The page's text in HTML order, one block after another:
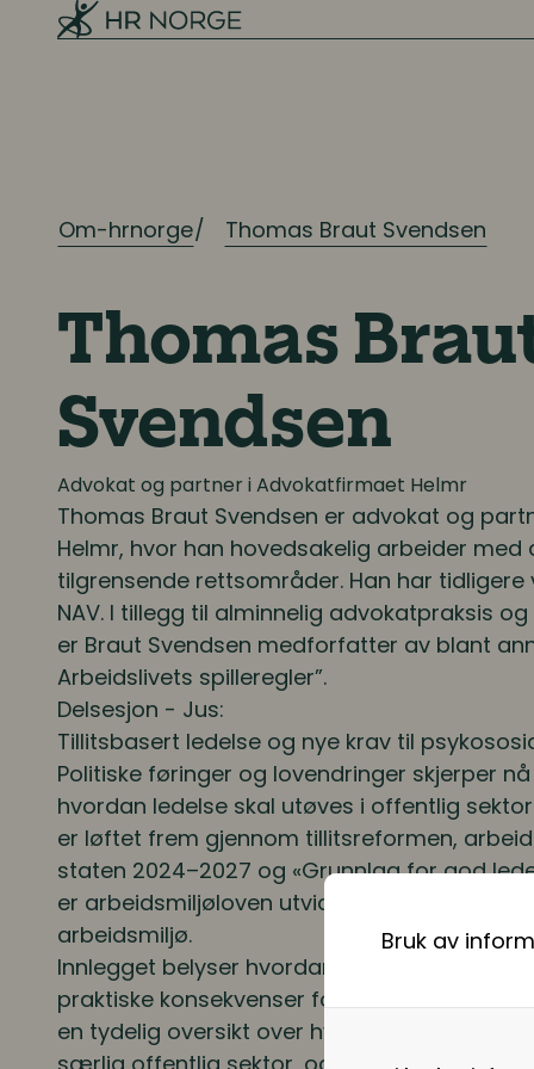
Bruk av
Om-hrnorge
Thomas Braut Svendsen
Thomas
Svendsen
Advokat og partner i Advokatfirmaet Helmr
Thomas Braut Svendsen er advokat og
Helmr, hvor han hovedsakelig arbeider
tilgrensende rettsområder. Han har
NAV. I tillegg til alminnelig advokatpraksis
er Braut Svendsen medforfatter av blant
Arbeidslivets spilleregler”.
Delsesjon - Jus:
Tillitsbasert ledelse og nye krav til
Politiske føringer og lovendringer skjerper
hvordan ledelse skal utøves i offentlig
er løftet frem gjennom tillitsreformen,
staten 2024–2027 og «Grunnlag for god
er arbeidsmiljøloven utvidet med nye krav til
arbeidsmiljø.
Innlegget belyser hvordan disse føringene
praktiske konsekvenser for ledere og HR i
en tydelig oversikt over hvilke forventninger